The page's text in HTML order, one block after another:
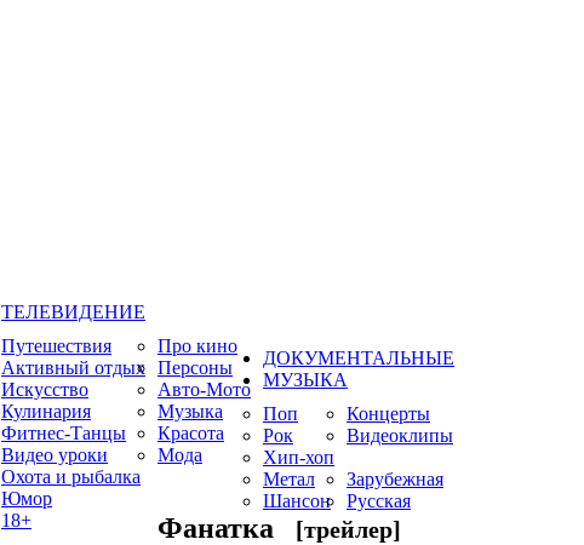
ТЕЛЕВИДЕНИЕ
Путешествия
Активный отдых
Искусство
Кулинария
Фитнес-Танцы
Видео уроки
Охота и рыбалка
Юмор
18+
Про кино
Персоны
Авто-Мото
Музыка
Красота
Мода
ДОКУМЕНТАЛЬНЫЕ
МУЗЫКА
Поп
Рок
Хип-хоп
Метал
Шансон
Концерты
Видеоклипы
Зарубежная
Русская
Фанатка [трейлер]